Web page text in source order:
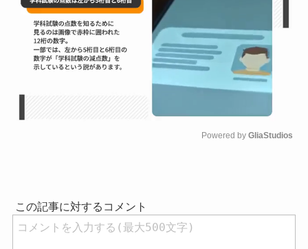
Powered by GliaStudios